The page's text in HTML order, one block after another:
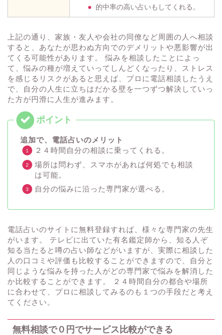
的中率の高い占いもしてくれる。
上記の通り、家族・友人や会社の同僚など周囲の人へ相談
すると、あなたが思わぬ方向でのデメリットや悪影響が出
てくる可能性があります。 悩みを相談したことによっ
て、悩みの種が増えていってしんどくなったり、ストレス
を感じるリスクがあると思えば、プロに電話相談したうえ
で、自分の人生に立ちはだかる壁を一つずつ解決していっ
た方が円滑に人生が進みます。
追加で、電話占いのメリット
２４時間自分の相談に乗ってくれる。
場所は問わず、スマホがあれば何処でも相談
は可能。
自分の悩みに沿った専門家が選べる。
電話占いのサイトに無料登録すれば、様々な専門家の先生
がいます。 テレビに出ていた有名鑑定師から、知る人ぞ
知る当たると噂の占い師などがいますが、実際に相談した
人の口コミや評価も比較することができますので、自分と
同じような悩みを持った人がどの専門家で悩みを解消した
か比較することができます。 ２４時間自分の都合や場所
に合わせて、プロに相談してみるのも１つの手段だと考え
てください。
無料相談で０円でサービス比較ができる